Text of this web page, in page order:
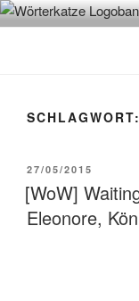
Zum
InhaltVon Büchern erzählen
SCHLAGWORT:
VERÖFFENTLICHT
AM
27/05/2015
[WoW]
Eleonore,